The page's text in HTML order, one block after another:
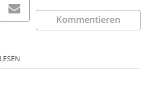
Kommentieren